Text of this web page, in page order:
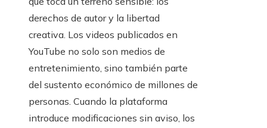
derechos de autor y la libertad
creativa. Los videos publicados en
YouTube no solo son medios de
entretenimiento, sino también parte
del sustento económico de millones de
personas. Cuando la plataforma
introduce modificaciones sin aviso, los